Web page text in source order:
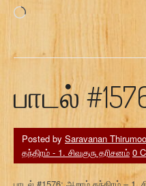
Loading…
பாடல்
Posted by Saravanan
தந்திரம் - 1. சிவகுரு தரிசனம் 0
பாடல் #1576: ஆறாம் தந்திரம் – 1.